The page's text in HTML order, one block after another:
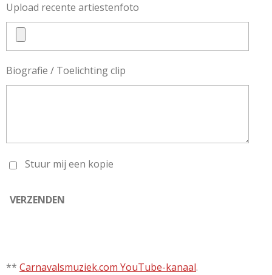
Upload recente artiestenfoto
Biografie / Toelichting clip
Stuur mij een kopie
VERZENDEN
** Carnavalsmuziek.com YouTube-kanaal.